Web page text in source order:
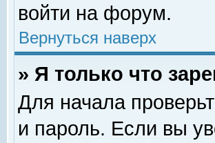
войти на форум.
Вернуться наверх
» Я только что
Для начала
и пароль. Если вы